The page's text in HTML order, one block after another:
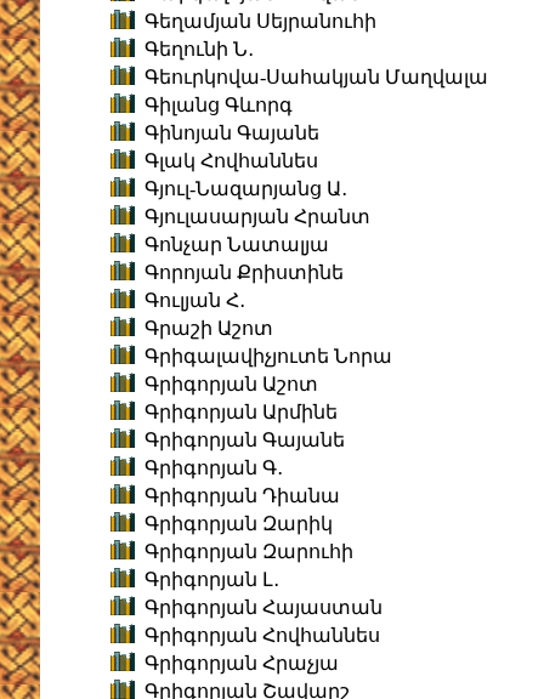
Գեղամյան Սեյրանուհի
Գեղունի Ն․
Գեուրկովա-Սահակյան Մաղվալա
Գիլանց Գևորգ
Գինոյան Գայանե
Գլակ Հովհաննես
Գյուլ-Նազարյանց Ա․
Գյուլասարյան Հրանտ
Գոնչար Նատալյա
Գորոյան Քրիստինե
Գուլյան Հ․
Գրաշի Աշոտ
Գրիգալավիչյուտե Նորա
Գրիգորյան Աշոտ
Գրիգորյան Արմինե
Գրիգորյան Գայանե
Գրիգորյան Գ․
Գրիգորյան Դիանա
Գրիգորյան Զարիկ
Գրիգորյան Զարուհի
Գրիգորյան Լ․
Գրիգորյան Հայաստան
Գրիգորյան Հովհաննես
Գրիգորյան Հրաչյա
Գրիգորյան Շավարշ